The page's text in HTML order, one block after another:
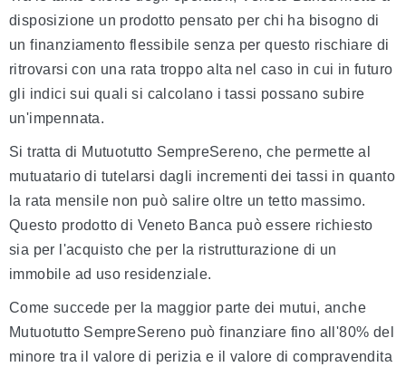
disposizione un prodotto pensato per chi ha bisogno di
un finanziamento flessibile senza per questo rischiare di
ritrovarsi con una rata troppo alta nel caso in cui in futuro
gli indici sui quali si calcolano i tassi possano subire
un'impennata.
Si tratta di Mutuotutto SempreSereno, che permette al
mutuatario di tutelarsi dagli incrementi dei tassi in quanto
la rata mensile non può salire oltre un tetto massimo.
Questo prodotto di Veneto Banca può essere richiesto
sia per l'acquisto che per la ristrutturazione di un
immobile ad uso residenziale.
Come succede per la maggior parte dei mutui, anche
Mutuotutto SempreSereno può finanziare fino all'80% del
minore tra il valore di perizia e il valore di compravendita